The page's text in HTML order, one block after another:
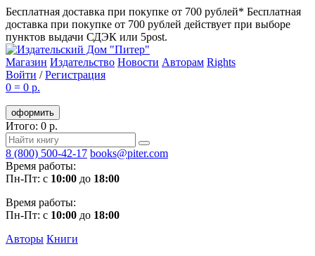
Бесплатная доставка при покупке от 700 рублей* Бесплатная
доставка при покупке от 700 рублей действует при выборе
пунктов выдачи СДЭК или 5post.
Магазин Издательство Новости Авторам Rights
Войти /Регистрация
0 = 0 р.
оформить
Итого: 0 р.
8 (800) 500-42-17 books@piter.com
Время работы:
Пн-Пт: с 10:00 до 18:00
Время работы:
Пн-Пт: с 10:00 до 18:00
Авторы Книги